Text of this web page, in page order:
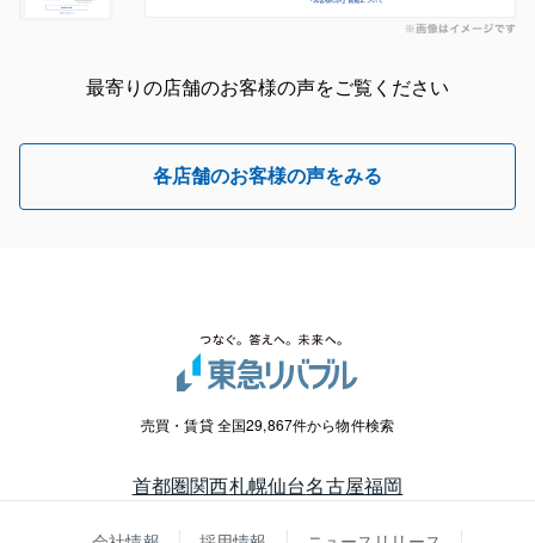
最寄りの店舗のお客様の声をご覧ください
各店舗のお客様の声をみる
売買・賃貸 全国29,867件から物件検索
首都圏関西札幌仙台名古屋福岡